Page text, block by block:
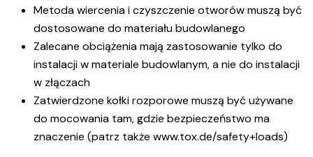
Metoda wiercenia i czyszczenie otworów muszą być
dostosowane do materiału budowlanego
Zalecane obciążenia mają zastosowanie tylko do
instalacji w materiale budowlanym, a nie do instalacji
w złączach
Zatwierdzone kołki rozporowe muszą być używane
do mocowania tam, gdzie bezpieczeństwo ma
znaczenie (patrz także www.tox.de/safety+loads)